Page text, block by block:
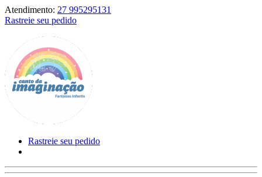
Atendimento: 27 995295131
Rastreie seu pedido
Rastreie seu pedido